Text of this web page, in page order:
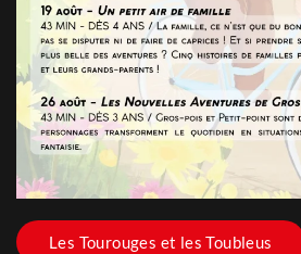
Les Tourouges et les Toubleus